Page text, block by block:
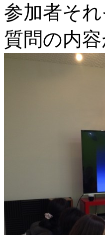
参加者そ
質問の内